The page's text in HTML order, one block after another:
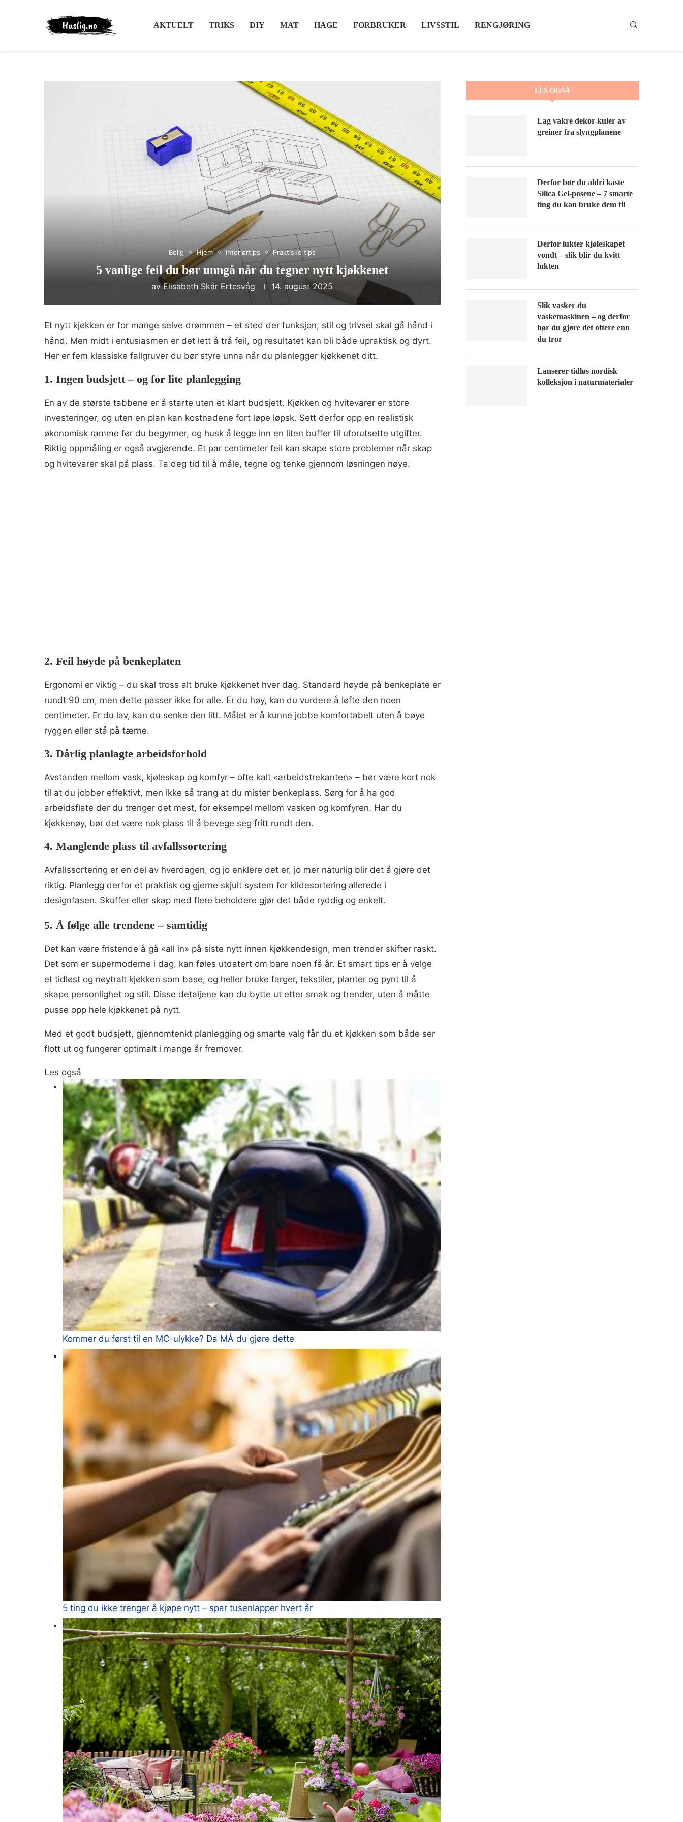
AKTUELT TRIKS DIY MAT HAGE FORBRUKER LIVSSTIL RENGJØRING
Bolig Hjem Interiørtips Praktiske tips
5 vanlige feil du bør unngå når du tegner nytt kjøkkenet
avElisabeth Skår Ertesvåg 14. august 2025
Et nytt kjøkken er for mange selve drømmen – et sted der funksjon, stil og trivsel skal gå hånd i
hånd. Men midt i entusiasmen er det lett å trå feil, og resultatet kan bli både upraktisk og dyrt.
Her er fem klassiske fallgruver du bør styre unna når du planlegger kjøkkenet ditt.
1. Ingen budsjett – og for lite planlegging
En av de største tabbene er å starte uten et klart budsjett. Kjøkken og hvitevarer er store
investeringer, og uten en plan kan kostnadene fort løpe løpsk. Sett derfor opp en realistisk
økonomisk ramme før du begynner, og husk å legge inn en liten buffer til uforutsette utgifter.
Riktig oppmåling er også avgjørende. Et par centimeter feil kan skape store problemer når skap
og hvitevarer skal på plass. Ta deg tid til å måle, tegne og tenke gjennom løsningen nøye.
2. Feil høyde på benkeplaten
Ergonomi er viktig – du skal tross alt bruke kjøkkenet hver dag. Standard høyde på benkeplate er
rundt 90 cm, men dette passer ikke for alle. Er du høy, kan du vurdere å løfte den noen
centimeter. Er du lav, kan du senke den litt. Målet er å kunne jobbe komfortabelt uten å bøye
ryggen eller stå på tærne.
3. Dårlig planlagte arbeidsforhold
Avstanden mellom vask, kjøleskap og komfyr – ofte kalt «arbeidstrekanten» – bør være kort nok
til at du jobber effektivt, men ikke så trang at du mister benkeplass. Sørg for å ha god
arbeidsflate der du trenger det mest, for eksempel mellom vasken og komfyren. Har du
kjøkkenøy, bør det være nok plass til å bevege seg fritt rundt den.
4. Manglende plass til avfallssortering
Avfallssortering er en del av hverdagen, og jo enklere det er, jo mer naturlig blir det å gjøre det
riktig. Planlegg derfor et praktisk og gjerne skjult system for kildesortering allerede i
designfasen. Skuffer eller skap med flere beholdere gjør det både ryddig og enkelt.
5. Å følge alle trendene – samtidig
Det kan være fristende å gå «all in» på siste nytt innen kjøkkendesign, men trender skifter raskt.
Det som er supermoderne i dag, kan føles utdatert om bare noen få år. Et smart tips er å velge
et tidløst og nøytralt kjøkken som base, og heller bruke farger, tekstiler, planter og pynt til å
skape personlighet og stil. Disse detaljene kan du bytte ut etter smak og trender, uten å måtte
pusse opp hele kjøkkenet på nytt.
Med et godt budsjett, gjennomtenkt planlegging og smarte valg får du et kjøkken som både ser
flott ut og fungerer optimalt i mange år fremover.
Les også
Kommer du først til en MC-ulykke? Da MÅ du gjøre dette
5 ting du ikke trenger å kjøpe nytt – spar tusenlapper hvert år
LES OGSÅ
Lag vakre dekor-kuler av
greiner fra slyngplanene
Derfor bør du aldri kaste
Silica Gel-posene – 7 smarte
ting du kan bruke dem til
Derfor lukter kjøleskapet
vondt – slik blir du kvitt
lukten
Slik vasker du
vaskemaskinen – og derfor
bør du gjøre det oftere enn
du tror
Lanserer tidløs nordisk
kolleksjon i naturmaterialer